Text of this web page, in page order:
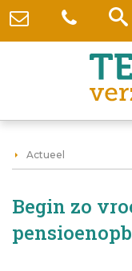
Actueel
Begin zo